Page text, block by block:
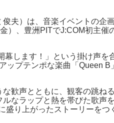
夫）は、音楽イベントの企
）、豊洲PITでJ:COM初主催
します！」という掛け声を
プテンポな楽曲「Queen B
歓声とともに、観客の跳ね
なラップと熱を帯びた歌声
り上がったストーリーを